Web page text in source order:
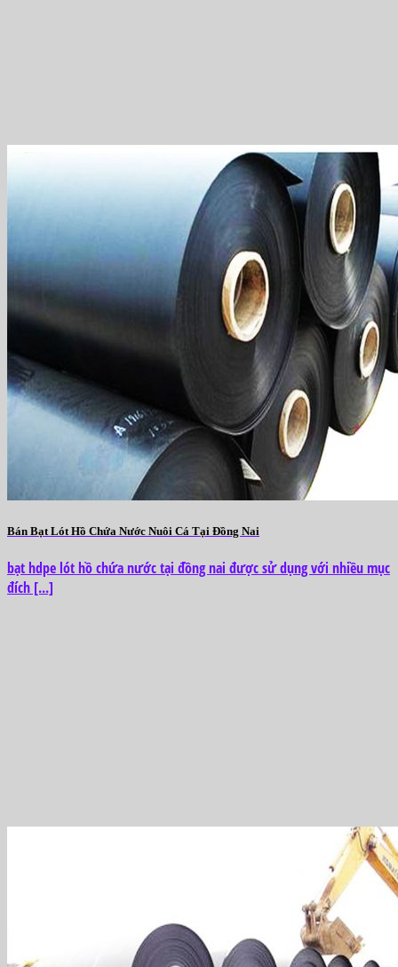
Bán Bạt Lót Hồ Chứa Nước Nuôi Cá Tại Đồng Nai
bạt hdpe lót hồ chứa nước tại đồng nai được sử dụng với nhiều mục
đích [...]